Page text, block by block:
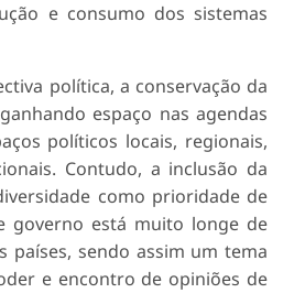
e consumo dos sistemas
política, a conservação da
espaço nas agendas
políticos locais, regionais,
Contudo, a inclusão da
como prioridade de
governo está muito longe de
países, sendo assim um tema
e encontro de opiniões de